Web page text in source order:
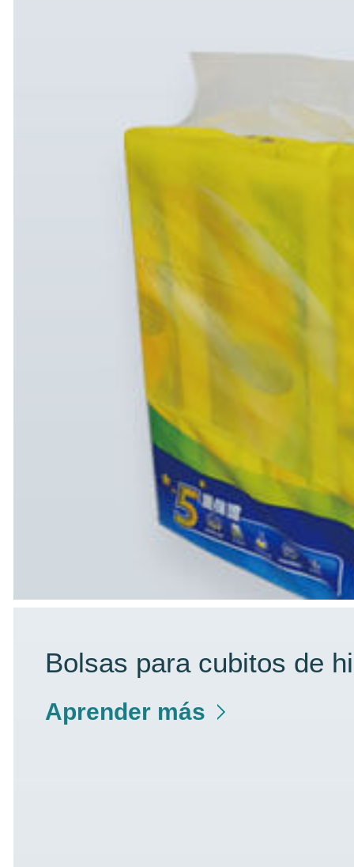
Bolsas para cubitos de
Aprender más